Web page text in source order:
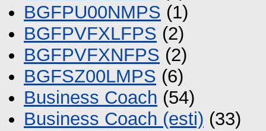
BGFPU00NMPS (1)
BGFPVFXLFPS (2)
BGFPVFXNFPS (2)
BGFSZ00LMPS (6)
Business Coach (54)
Business Coach (esti) (33)